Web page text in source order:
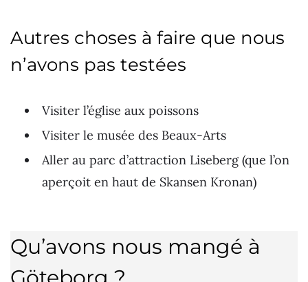
Autres choses à faire que nous
n’avons pas testées
Visiter l’église aux poissons
Visiter le musée des Beaux-Arts
Aller au parc d’attraction Liseberg (que l’on
aperçoit en haut de Skansen Kronan)
Qu’avons nous mangé à